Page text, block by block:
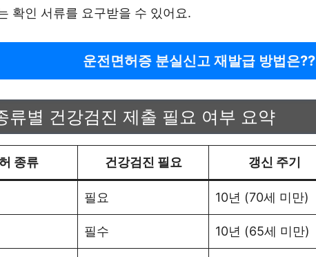
확인 서류를 요구받을 수 있어요.
운전면허증 분실신고 재발급 방법은??
류별 건강검진 제출 필요 여부 요약
종류 건강검진 필요 갱신 주기
필요 10년 (70세 미만)
필수 10년 (65세 미만)